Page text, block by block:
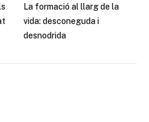
La formació al llarg de la
vida: desconeguda i
desnodrida